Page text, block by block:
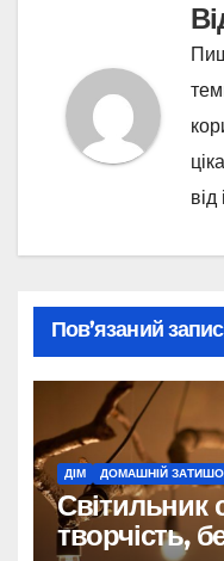
від
Пов’язаний запис
ДІМ ДОМАШНІЙ
Світильник
творчість,